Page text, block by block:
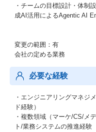
・チームの目標設計・体制
成AI活用によるAgentic AI
変更の範囲：有
会社の定める業務
必要な経験
・エンジニアリングマネジ
ド経験）
・複数領域（マーケ/CS/メ
ト/業務システムの推進経験